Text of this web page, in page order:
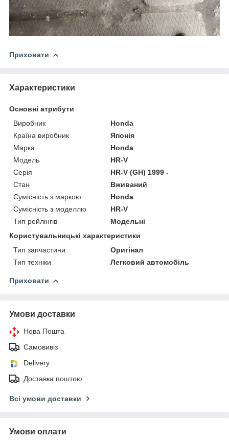
Приховати
Характеристики
Основні атрибути
Виробник
Honda
Країна виробник
Японія
Марка
Honda
Модель
HR-V
Серія
HR-V (GH) 1999 -
Стан
Вживаний
Сумісність з маркою
Honda
Сумісність з моделлю
HR-V
Тип рейлінгів
Модельні
Користувальницькі характеристики
Тип запчастини
Оригінал
Тип техніки
Легковий автомобіль
Приховати
Умови доставки
Нова Пошта
Самовивіз
Delivery
Доставка поштою
Всі умови доставки
Умови оплати